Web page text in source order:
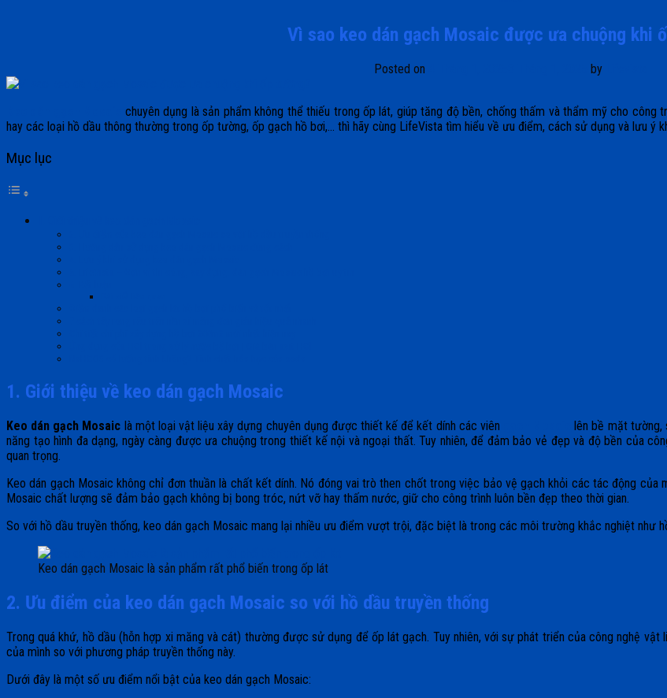
Vì sao keo dán gạch Mosaic được ưa chuộng khi
Posted on by
chuyên dụng là sản phẩm không thể thiếu trong ốp lát, giúp tăng độ bền, chống thấm và thẩm mỹ cho công
hay các loại hồ dầu thông thường trong ốp tường, ốp gạch hồ bơi,… thì hãy cùng LifeVista tìm hiểu về ưu điểm, cách sử dụng và lưu ý
Mục lục
1. Giới thiệu về keo dán gạch Mosaic
Keo dán gạch Mosaic là một loại vật liệu xây dựng chuyên dụng được thiết kế để kết dính các viên
lên bề mặt tường,
năng tạo hình đa dạng, ngày càng được ưa chuộng trong thiết kế nội và ngoại thất. Tuy nhiên, để đảm bảo vẻ đẹp và độ bền của
quan trọng.
Keo dán gạch Mosaic không chỉ đơn thuần là chất kết dính. Nó đóng vai trò then chốt trong việc bảo vệ gạch khỏi các tác động
Mosaic chất lượng sẽ đảm bảo gạch không bị bong tróc, nứt vỡ hay thấm nước, giữ cho công trình luôn bền đẹp theo thời gian.
So với hồ dầu truyền thống, keo dán gạch Mosaic mang lại nhiều ưu điểm vượt trội, đặc biệt là trong các môi trường khắc nghiệt như
Keo dán gạch Mosaic là sản phẩm rất phổ biến trong ốp lát
2. Ưu điểm của keo dán gạch Mosaic so với hồ dầu truyền thống
Trong quá khứ, hồ dầu (hỗn hợp xi măng và cát) thường được sử dụng để ốp lát gạch. Tuy nhiên, với sự phát triển của công nghệ vật
của mình so với phương pháp truyền thống này.
Dưới đây là một số ưu điểm nổi bật của keo dán gạch Mosaic: